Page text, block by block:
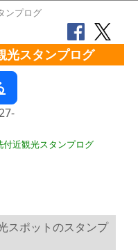
ンプログ
光スタンプログ
近観光スタンプログ
スポットのスタンプ